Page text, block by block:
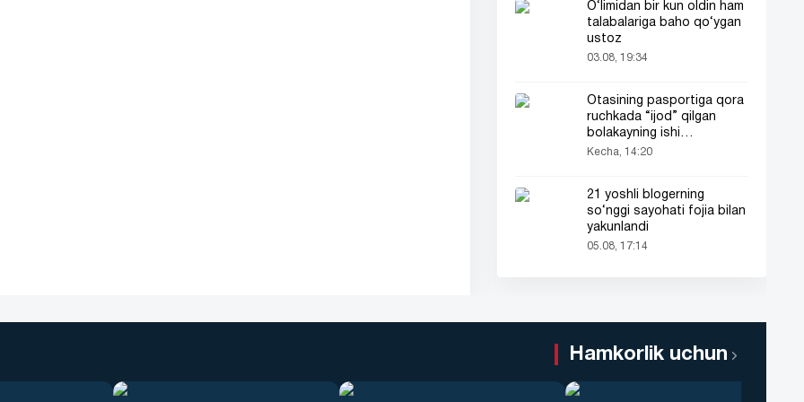
O‘limidan bir kun oldin ham
talabalariga baho qo‘ygan
ustoz
03.08, 19:34
Otasining pasportiga qora
ruchkada “ijod” qilgan
bolakayning ishi
barchaning diqqatini tortdi
Kecha, 14:20
21 yoshli blogerning
so‘nggi sayohati fojia bilan
yakunlandi
05.08, 17:14
Hamkorlik uchun